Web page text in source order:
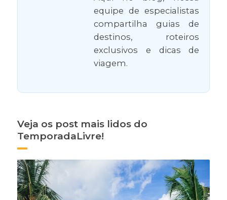
equipe de especialistas
compartilha guias de
destinos, roteiros
exclusivos e dicas de
viagem.
Veja os post mais lidos do
TemporadaLivre!